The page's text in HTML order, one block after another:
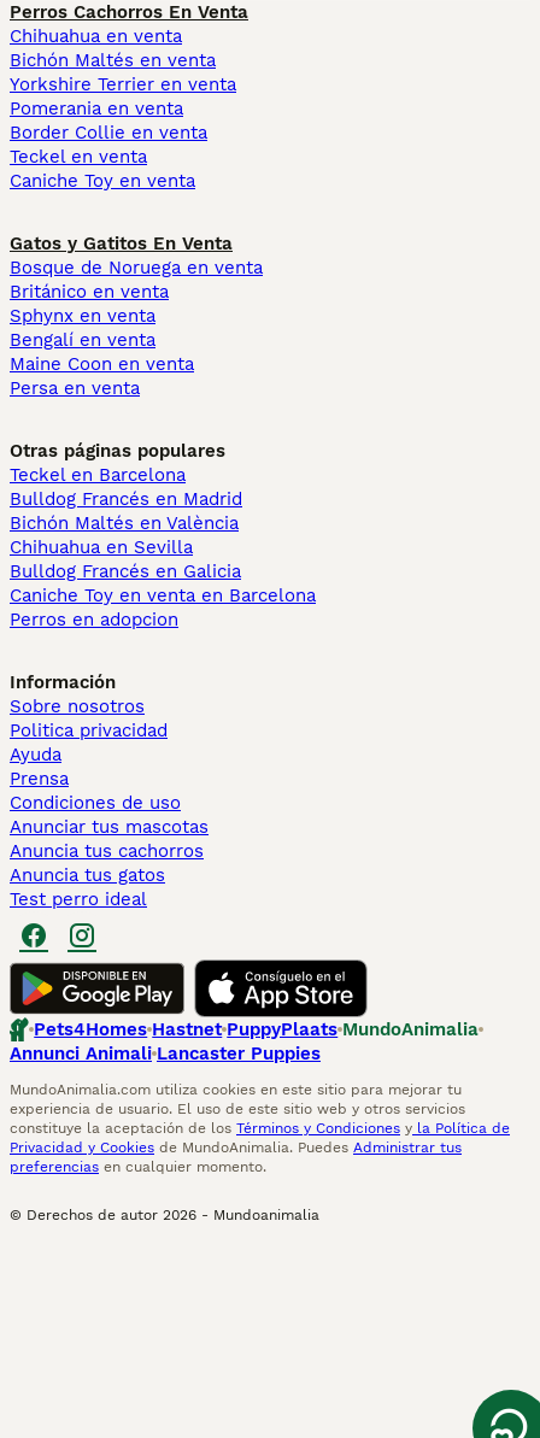
Perros Cachorros En Venta
Chihuahua en venta
Bichón Maltés en venta
Yorkshire Terrier en venta
Pomerania en venta
Border Collie en venta
Teckel en venta
Caniche Toy en venta
Gatos y Gatitos En Venta
Bosque de Noruega en venta
Británico en venta
Sphynx en venta
Bengalí en venta
Maine Coon en venta
Persa en venta
Otras páginas populares
Teckel en Barcelona
Bulldog Francés en Madrid
Bichón Maltés en València
Chihuahua en Sevilla
Bulldog Francés en Galicia
Caniche Toy en venta en Barcelona
Perros en adopcion
Información
Sobre nosotros
Politica privacidad
Ayuda
Prensa
Condiciones de uso
Anunciar tus mascotas
Anuncia tus cachorros
Anuncia tus gatos
Test perro ideal
Pets4Homes Hastnet PuppyPlaats MundoAnimalia
Annunci Animali Lancaster Puppies
MundoAnimalia.com utiliza cookies en este sitio para mejorar tu
experiencia de usuario. El uso de este sitio web y otros servicios
constituye la aceptación de los Términos y Condiciones y la Política de
Privacidad y Cookies de MundoAnimalia. Puedes Administrar tus
preferencias en cualquier momento.
© Derechos de autor 2026 - Mundoanimalia